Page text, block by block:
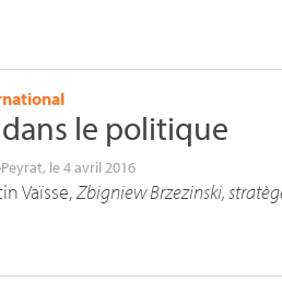
le politique
, le 4 avril 2016
Vaïsse,Zbigniew Brzezinski,